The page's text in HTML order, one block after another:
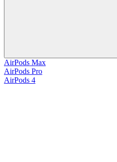
AirPods Max
AirPods Pro
AirPods 4